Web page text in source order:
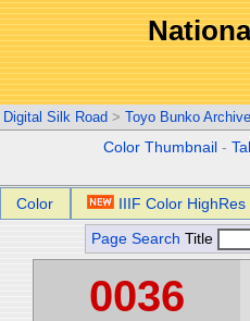
Digital Silk Road > Toyo Bunko Archive
Color Thumbnail -
Color IIIF Color HighRes
Page Search Title
0036